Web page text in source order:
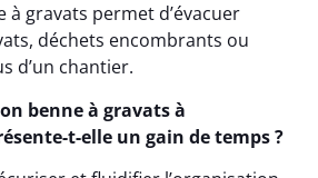
à gravats permet d’évacuer
déchets encombrants ou
d’un chantier.
benne à gravats à
t-elle un gain de temps ?